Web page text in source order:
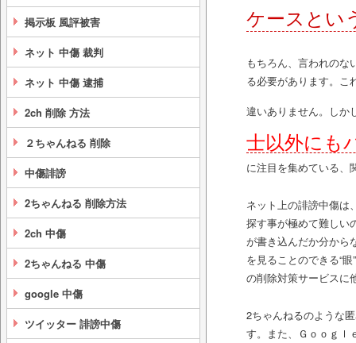
ケースとい
もちろん、言われのな
る必要があります。こ
違いありません。しか
士以外にも
に注目を集めている、
ネット上の誹謗中傷は
探す事が極めて難しい
が書き込んだか分から
を見ることのできる“
の削除対策サービスに
2ちゃんねるのような
す。また、Ｇｏｏｇｌ
掲示板 風評被害
ネット 中傷 裁判
ネット 中傷 逮捕
2ch 削除 方法
２ちゃんねる 削除
中傷誹謗
2ちゃんねる 削除方法
2ch 中傷
2ちゃんねる 中傷
google 中傷
ツイッター 誹謗中傷